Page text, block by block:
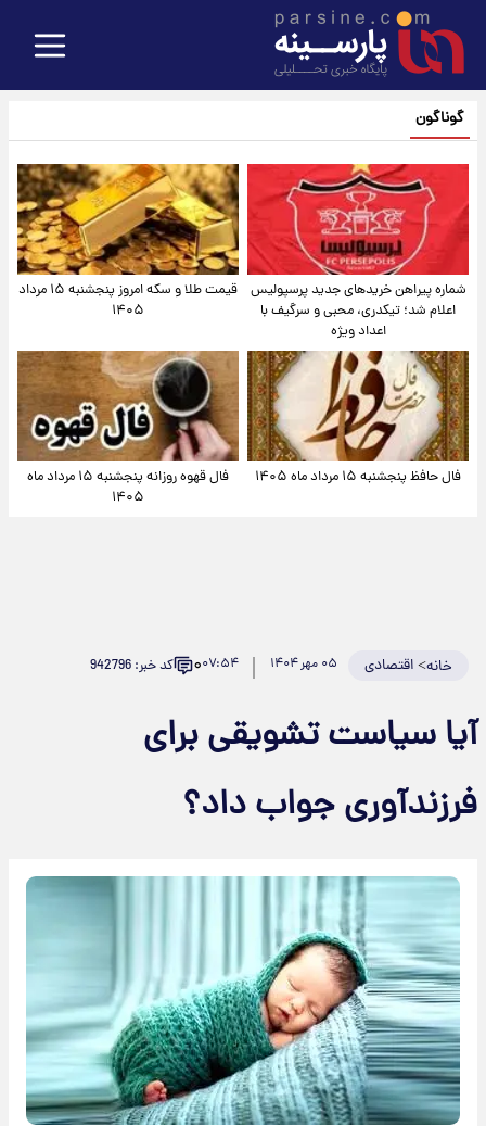
گوناگون
شماره پیراهن خریدهای جدید پرسپولیس
اعلام شد؛ تیکدری، محبی و سرگیف با
اعداد ویژه
قیمت طلا و سکه امروز پنجشنبه ۱۵ مرداد
۱۴۰۵
فال حافظ پنجشنبه ۱۵ مرداد ماه ۱۴۰۵
فال قهوه روزانه پنجشنبه ۱۵ مرداد ماه
۱۴۰۵
خانه>اقتصادی ۰۵ مهر ۱۴۰۴ ۰۷:۵۴۰ کد خبر: 942796
آیا سیاست تشویقی برای
فرزندآوری جواب داد؟